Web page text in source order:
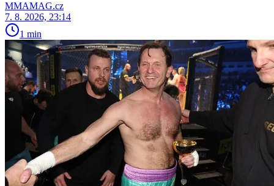
MMAMAG.cz
7. 8. 2026, 23:14
1 min